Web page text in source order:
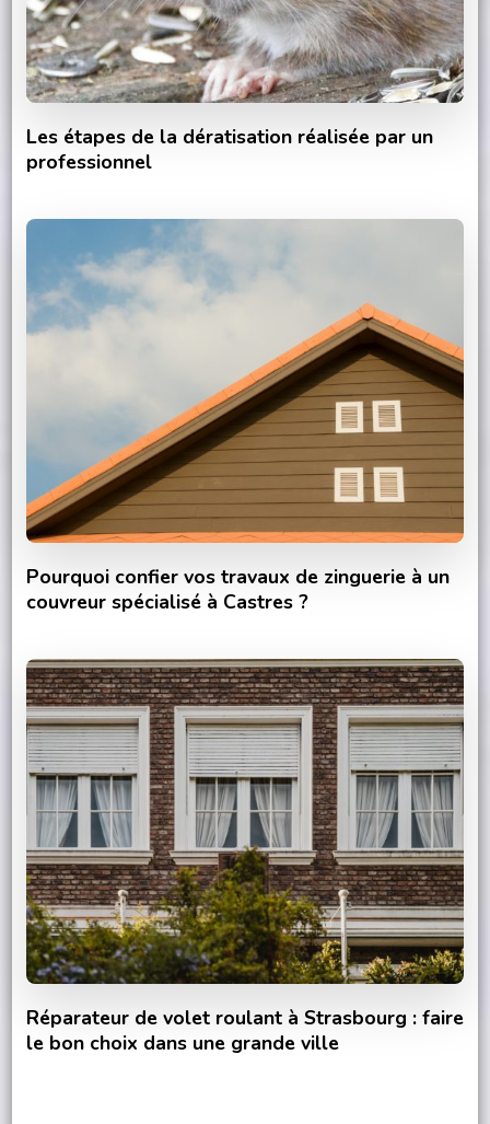
Les étapes de la dératisation réalisée par un
professionnel
Pourquoi confier vos travaux de zinguerie à un
couvreur spécialisé à Castres ?
Réparateur de volet roulant à Strasbourg : faire
le bon choix dans une grande ville